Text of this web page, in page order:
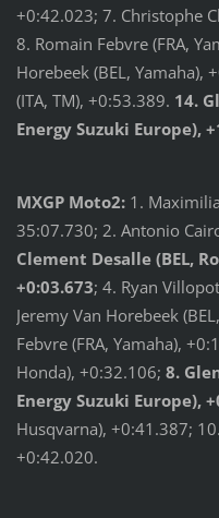
+0:42.023; 7. Christophe
8. Romain Febvre (FRA,
Horebeek (BEL, Yamaha),
(ITA, TM), +0:53.389. 14.
Energy Suzuki Europe),
MXGP Moto2: 1.
35:07.730; 2. Antonio
Clement Desalle (BEL,
+0:03.673; 4. Ryan
Jeremy Van Horebeek
Febvre (FRA, Yamaha),
Honda), +0:32.106; 8.
Energy Suzuki Europe),
Husqvarna), +0:41.387;
+0:42.020.